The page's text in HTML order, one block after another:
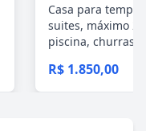
Casa para
suites, máximo
piscina,
R$ 1.850,00